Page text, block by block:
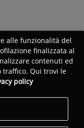
alle funzionalità del
finalizzata al
contenuti ed
traffico. Qui trovi le
policy